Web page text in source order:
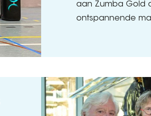
aan Zumba Gold
ontspannende